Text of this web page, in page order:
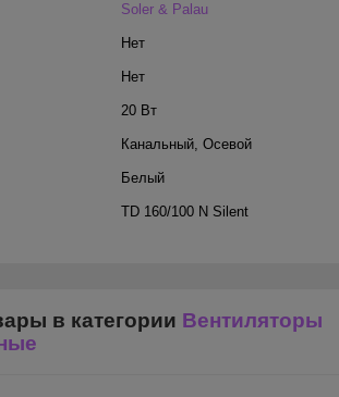
Soler & Palau
Нет
Нет
20 Вт
Канальный, Осевой
Белый
TD 160/100 N Silent
в категории Вентиляторы